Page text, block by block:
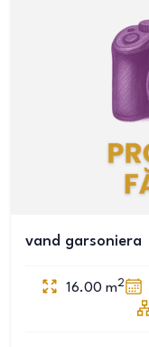
vand garsoniera
16.00 m2